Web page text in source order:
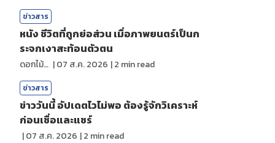
ข่าวสาร
หนัง ชีวิตที่ถูกย่อส่วน เมื่อภาพยนตร์เป็นก
ระจกเงาสะท้อนตัวตน
ดอกไม้กับสายน้ำ |07 ส.ค. 2026 |2 min read
ข่าวสาร
ข่าววันนี้ อัปเดตไวไม่พอ ต้องรู้จักวิเคราะห์
ก่อนเชื่อและแชร์
|07 ส.ค. 2026 |2 min read